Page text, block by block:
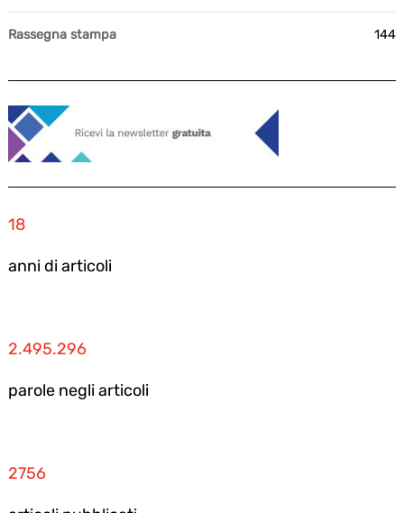
Rassegna stampa 144
18
anni di articoli
2.495.296
parole negli articoli
2756